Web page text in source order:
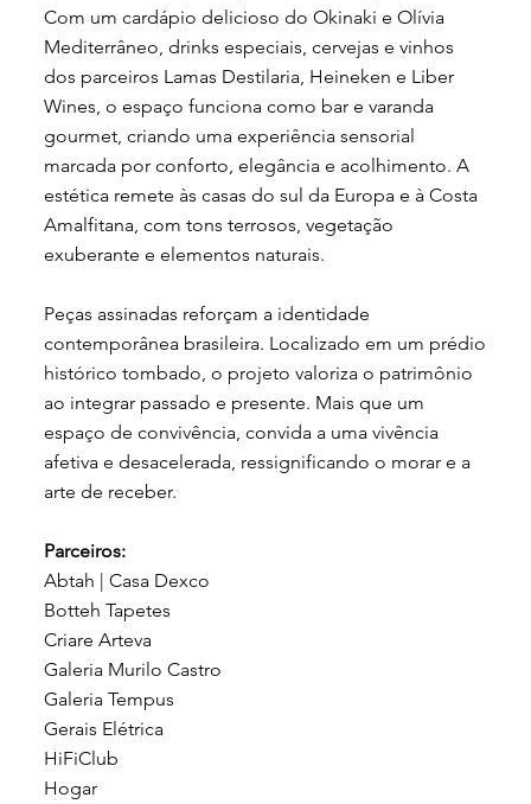
Com um cardápio delicioso do Okinaki e Olívia
Mediterrâneo, drinks especiais, cervejas e vinhos
dos parceiros Lamas Destilaria, Heineken e Liber
Wines, o espaço funciona como bar e varanda
gourmet, criando uma experiência sensorial
marcada por conforto, elegância e acolhimento. A
estética remete às casas do sul da Europa e à Costa
Amalfitana, com tons terrosos, vegetação
exuberante e elementos naturais.
Peças assinadas reforçam a identidade
contemporânea brasileira. Localizado em um prédio
histórico tombado, o projeto valoriza o patrimônio
ao integrar passado e presente. Mais que um
espaço de convivência, convida a uma vivência
afetiva e desacelerada, ressignificando o morar e a
arte de receber.
Parceiros:
Abtah | Casa Dexco
Botteh Tapetes
Criare Arteva
Galeria Murilo Castro
Galeria Tempus
Gerais Elétrica
HiFiClub
Hogar